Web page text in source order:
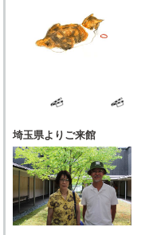
埼玉県よりご来館